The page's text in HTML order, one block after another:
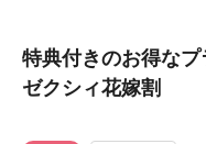
れていたり、入場の際
気を率先して作ってく
特典付きのお得なプ
ゼクシィ花嫁割